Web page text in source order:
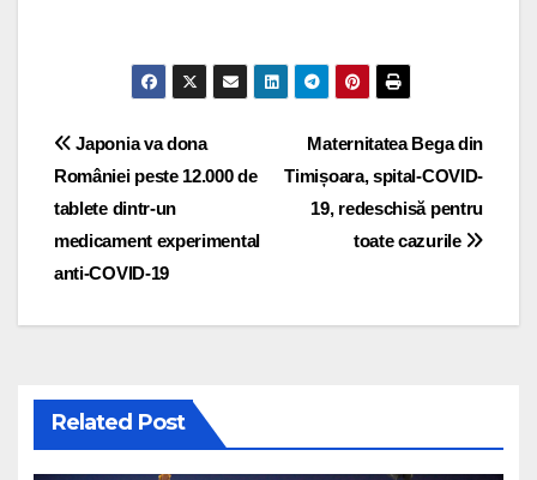
Post navigationMaternitatea Bega din
Timișoara, spital-COVID-
19, redeschisă pentru
toate cazurile
Japonia va dona
României peste 12.000 de
tablete dintr-un
medicament experimental
anti-COVID-19
Related Post